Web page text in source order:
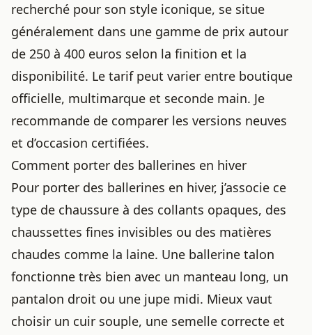
recherché pour son style iconique, se situe
généralement dans une gamme de prix autour
de 250 à 400 euros selon la finition et la
disponibilité. Le tarif peut varier entre boutique
officielle, multimarque et seconde main. Je
recommande de comparer les versions neuves
et d’occasion certifiées.
Comment porter des ballerines en hiver
Pour porter des ballerines en hiver, j’associe ce
type de chaussure à des collants opaques, des
chaussettes fines invisibles ou des matières
chaudes comme la laine. Une ballerine talon
fonctionne très bien avec un manteau long, un
pantalon droit ou une jupe midi. Mieux vaut
choisir un cuir souple, une semelle correcte et